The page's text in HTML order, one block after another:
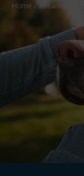
Home /Aktuelles